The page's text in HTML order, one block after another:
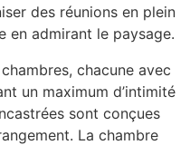
des réunions en plein
en admirant le paysage.
chacune avec
un maximum d’intimité
sont conçues
La chambre